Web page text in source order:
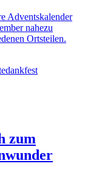
Adventskalender
nahezu
Ortsteilen.
zum